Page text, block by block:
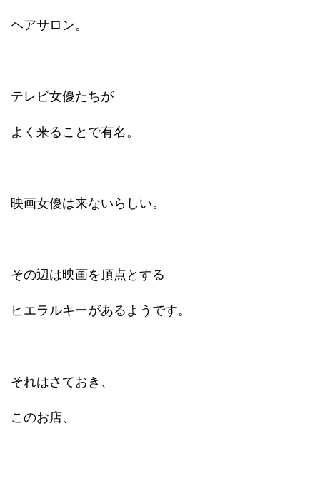
ヘアサロン。
テレビ女優たちが
よく来ることで有名。
映画女優は来ないらしい。
その辺は映画を頂点とする
ヒエラルキーがあるようです。
それはさておき、
このお店、